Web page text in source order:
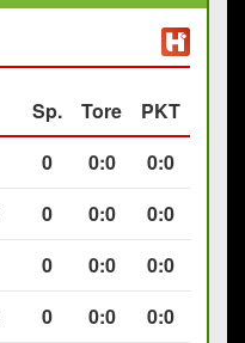
Sp. Tore
PKT
0 0:0
0:0
0 0:0
0:0
0 0:0
0:0
0 0:0
0:0